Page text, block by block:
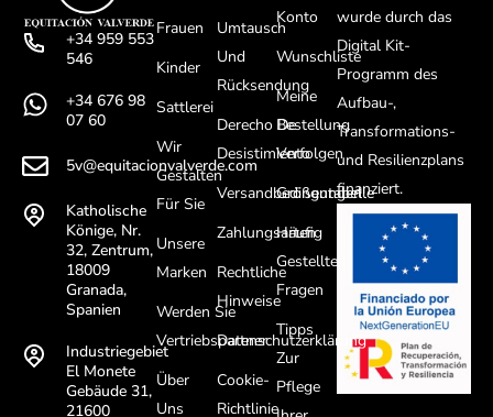
+34 959 553
546
+34 676 98
07 60
5v@equitacionvalverde.com
Katholische
Könige, Nr.
32, Zentrum,
18009
Granada,
Spanien
Industriegebiet
El Monete
Gebäude 31,
21600
Frauen
Kinder
Sattlerei
Wir
Gestalten
Für Sie
Unsere
Marken
Werden Sie
Vertriebspartner
Über
Uns
Umtausch
Und
Rücksendung
Derecho De
Desistimiento
Versandbedingungen
Zahlungsarten
Rechtliche
Hinweise
Datenschutzerklärung
Cookie-
Richtlinie
Konto
Wunschliste
Meine
Bestellung
Verfolgen
Größentabelle
Häufig
Gestellte
Fragen
Tipps
Zur
Pflege
wurde durch das
Digital Kit-
Programm des
Aufbau-,
Transformations-
und Resilienzplans
finanziert.